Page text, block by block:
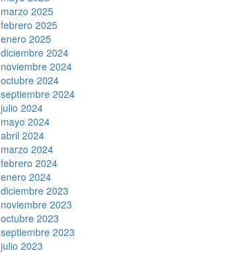
marzo 2025
febrero 2025
enero 2025
diciembre 2024
noviembre 2024
octubre 2024
septiembre 2024
julio 2024
mayo 2024
abril 2024
marzo 2024
febrero 2024
enero 2024
diciembre 2023
noviembre 2023
octubre 2023
septiembre 2023
julio 2023